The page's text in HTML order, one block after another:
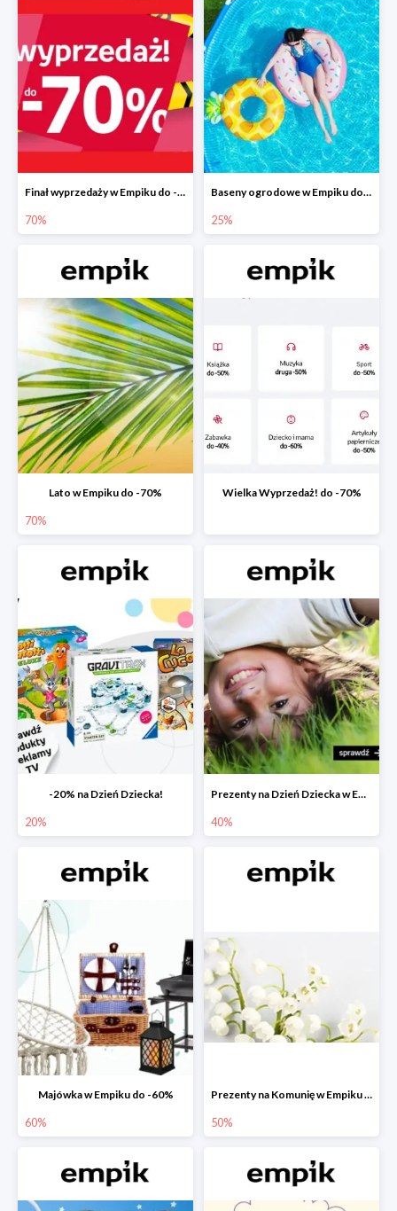
Finał wyprzedaży w Empiku do -70%
70%
Baseny ogrodowe w Empiku do -25%
25%
Lato w Empiku do -70%
70%
Wielka Wyprzedaż! do -70%
-20% na Dzień Dziecka!
20%
Prezenty na Dzień Dziecka w Empiku do -40%
40%
Majówka w Empiku do -60%
60%
Prezenty na Komunię w Empiku do -50%
50%